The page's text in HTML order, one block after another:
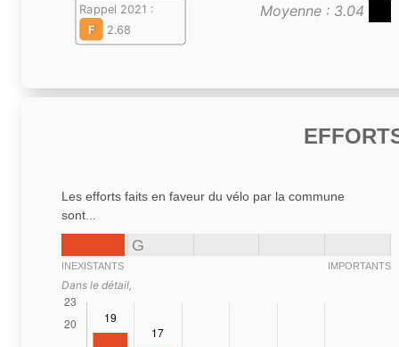
Moyenne : 3.04
Rappel 2021 :
F
2.68
Les efforts faits en faveur du vélo par la commune
sont...
G
INEXISTANTS IMPORTANTS
Dans le détail,